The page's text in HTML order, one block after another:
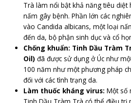
Trà làm nổi bật khả năng tiêu
nấm gây bệnh. Phần lớn các
vào Candida albicans, một loại
đến da, bộ phận sinh dục và cổ
Chống khuẩn: Tinh Dầu Tràm
Oil) đã được sử dụng ở Úc như
100 năm như một phương pháp
đối với các tình trạng da.
Làm thuốc kháng virus: Một số